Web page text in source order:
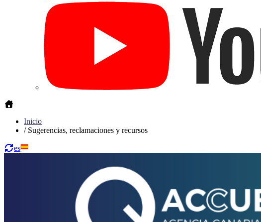
Inicio
/ Sugerencias, reclamaciones y recursos
es